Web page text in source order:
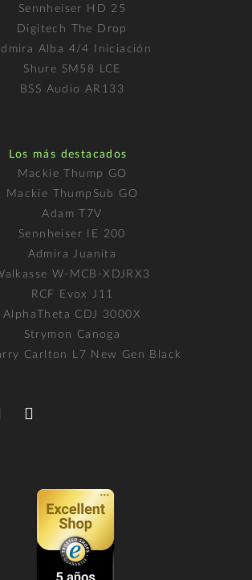
Sennheiser HD 25
Digitech The Drop
Alba 4/4 Iniciación
Shure SM58 LCE
BSS Audio AR133
Los más destacados
Mackie Thump GO
Mackie ThumpSub GO
Adam T7V
Sennheiser IE 200
Admira Juanita
W-MCB-XDJRX3
RCF Evox J11
AlphaTheta CDJ 3000X
Strymon Canoga
Carlton L7 New Gen Black